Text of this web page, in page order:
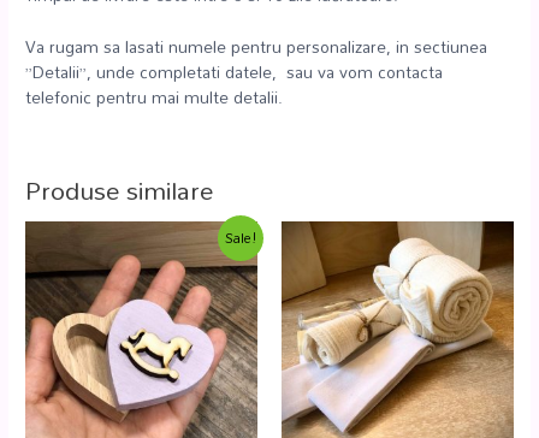
Va rugam sa lasati numele pentru personalizare, in sectiunea
”Detalii”, unde completati datele, sau va vom contacta
telefonic pentru mai multe detalii.
Produse similare
Sale!